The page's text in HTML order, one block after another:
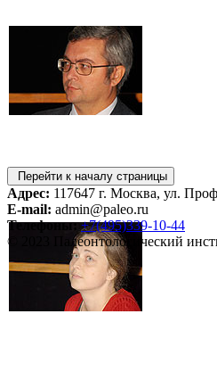
Перейти к началу страницы
Адрес: 117647 г. Москва, ул.
E-mail: admin@paleo.ru
Телефоны: +7(495)339-10-44
© 2023 Палеонтологический